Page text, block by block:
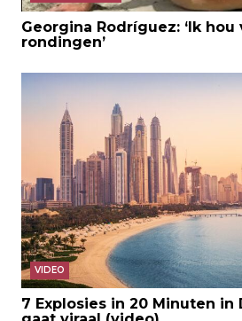
Georgina Rodríguez: ‘Ik hou
rondingen’
VIDEO
7 Explosies in 20 Minuten in